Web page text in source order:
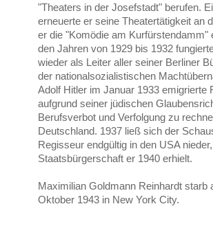
"Theaters in der Josefstadt" berufen.
erneuerte er seine Theatertätigkeit an
er die "Komödie am Kurfürstendamm"
den Jahren von 1929 bis 1932
wieder als Leiter aller seiner Berliner
der nationalsozialistischen
Adolf Hitler im Januar 1933 emigrierte
aufgrund seiner jüdischen
Berufsverbot und Verfolgung zu
Deutschland. 1937 ließ sich der
Regisseur endgültig in den USA
Staatsbürgerschaft er 1940 erhielt.
Maximilian Goldmann Reinhardt starb
Oktober 1943 in New York City.